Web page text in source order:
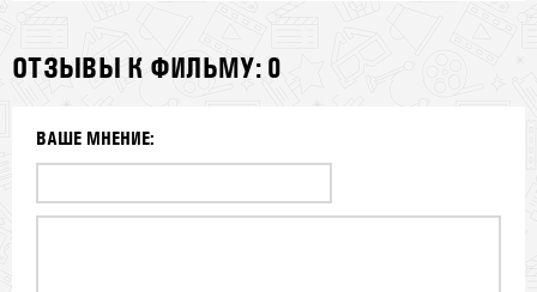
ОТЗЫВЫ К ФИЛЬМУ: 0
ВАШЕ МНЕНИЕ: